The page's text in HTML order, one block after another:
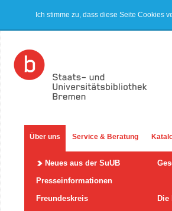
Ich stimme zu, dass diese Seite Cookies
Über uns Service & Beratung
Neues aus der SuUB
Presseinformationen
Freundeskreis